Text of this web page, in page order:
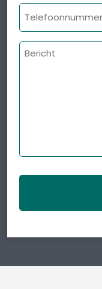
Telefoonnummer
Bericht